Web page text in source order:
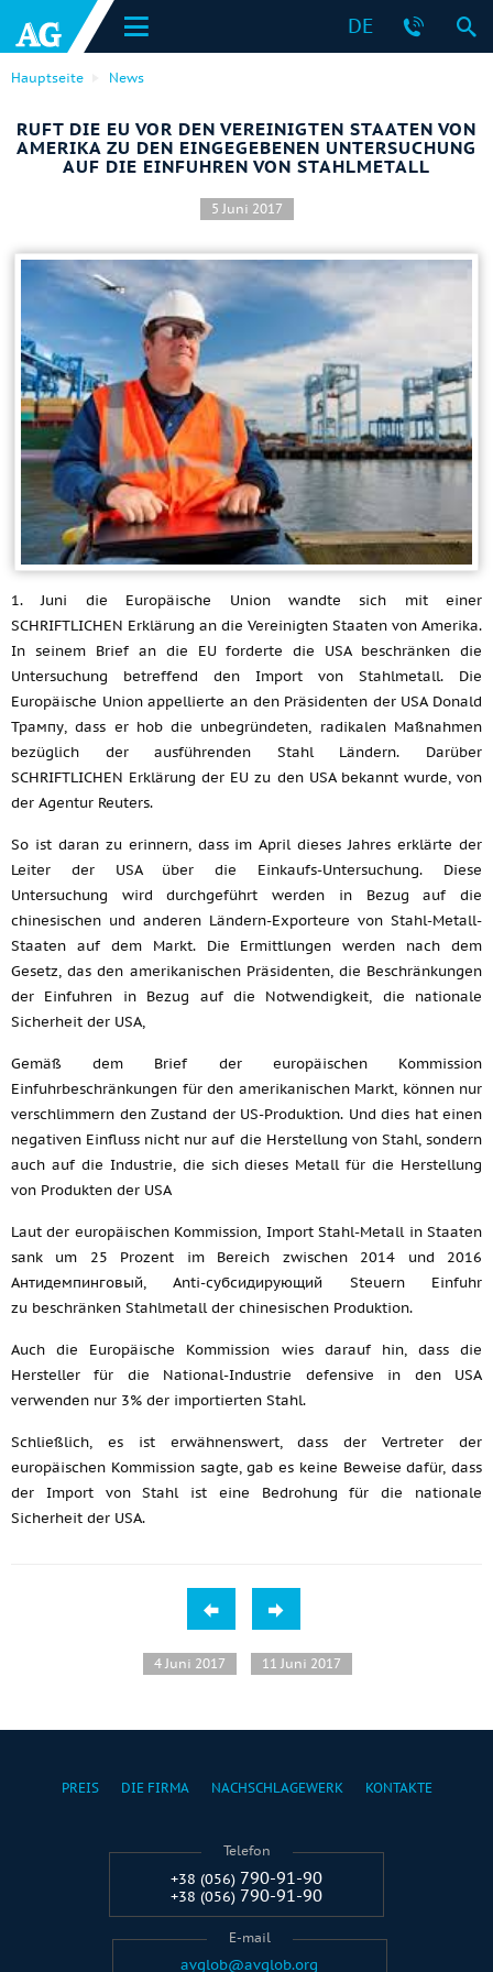
DE
Hauptseite News
RUFT DIE EU VOR DEN VEREINIGTEN STAATEN VON
AMERIKA ZU DEN EINGEGEBENEN UNTERSUCHUNG
AUF DIE EINFUHREN VON STAHLMETALL
5 Juni 2017
1. Juni die Europäische Union wandte sich mit einer
SCHRIFTLICHEN Erklärung an die Vereinigten Staaten von Amerika.
In seinem Brief an die EU forderte die USA beschränken die
Untersuchung betreffend den Import von Stahlmetall. Die
Europäische Union appellierte an den Präsidenten der USA Donald
Трампу, dass er hob die unbegründeten, radikalen Maßnahmen
bezüglich der ausführenden Stahl Ländern. Darüber
SCHRIFTLICHEN Erklärung der EU zu den USA bekannt wurde, von
der Agentur Reuters.
So ist daran zu erinnern, dass im April dieses Jahres erklärte der
Leiter der USA über die Einkaufs-Untersuchung. Diese
Untersuchung wird durchgeführt werden in Bezug auf die
chinesischen und anderen Ländern-Exporteure von Stahl-Metall-
Staaten auf dem Markt. Die Ermittlungen werden nach dem
Gesetz, das den amerikanischen Präsidenten, die Beschränkungen
der Einfuhren in Bezug auf die Notwendigkeit, die nationale
Sicherheit der USA,
Gemäß dem Brief der europäischen Kommission
Einfuhrbeschränkungen für den amerikanischen Markt, können nur
verschlimmern den Zustand der US-Produktion. Und dies hat einen
negativen Einfluss nicht nur auf die Herstellung von Stahl, sondern
auch auf die Industrie, die sich dieses Metall für die Herstellung
von Produkten der USA
Laut der europäischen Kommission, Import Stahl-Metall in Staaten
sank um 25 Prozent im Bereich zwischen 2014 und 2016
Антидемпинговый, Anti-субсидирующий Steuern Einfuhr
zu beschränken Stahlmetall der chinesischen Produktion.
Auch die Europäische Kommission wies darauf hin, dass die
Hersteller für die National-Industrie defensive in den USA
verwenden nur 3% der importierten Stahl.
Schließlich, es ist erwähnenswert, dass der Vertreter der
europäischen Kommission sagte, gab es keine Beweise dafür, dass
der Import von Stahl ist eine Bedrohung für die nationale
Sicherheit der USA.
4 Juni 2017 11 Juni 2017
PREIS DIE FIRMA NACHSCHLAGEWERK KONTAKTE
Telefon
+38 (056) 790-91-90
+38 (056) 790-91-90
E-mail
avglob@avglob.org